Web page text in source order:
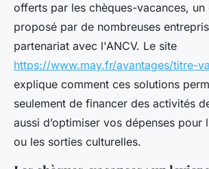
offerts par les chèques-vacances,
proposé par de nombreuses
partenariat avec l'ANCV. Le site
https://www.may.fr/avantages/titre-
explique comment ces solutions
seulement de financer des activités
aussi d’optimiser vos dépenses pour
ou les sorties culturelles.